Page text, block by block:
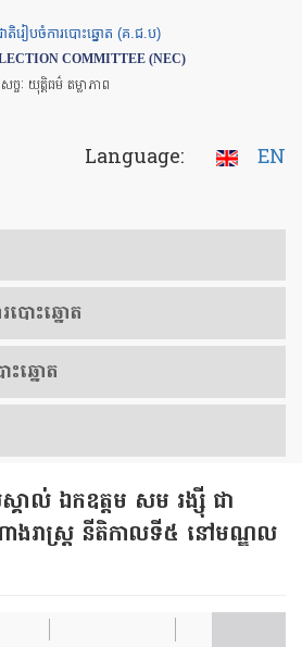
តិរៀបចំការបោះឆ្នោត (គ.ជ.ប)
COMMITTEE (NEC)
ច្ចៈ យុត្តិធម៌ តម្លាភាព
Language: EN
បោះឆ្នោត
ះឆ្នោត
ាល់ ឯកឧត្ដម សម រង្ស៊ី ជា
ាងរាស្ត្រ នីតិកាលទី៥ នៅមណ្ឌល